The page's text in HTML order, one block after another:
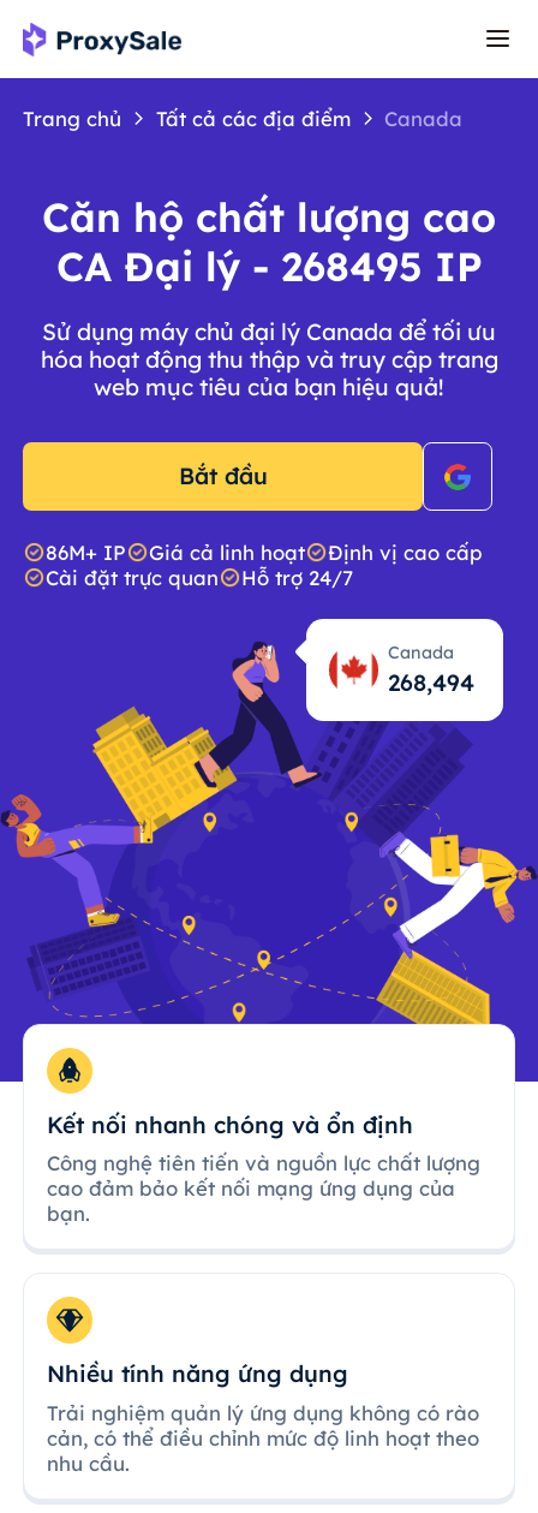
Trang chủ Tất cả các địa điểm Canada
Căn hộ chất lượng cao
CA Đại lý - 268495 IP
Sử dụng máy chủ đại lý Canada để tối ưu
hóa hoạt động thu thập và truy cập trang
web mục tiêu của bạn hiệu quả!
Bắt đầu
86M+ IP Giá cả linh hoạt
Định vị cao cấp
Cài đặt trực quan
Hỗ trợ 24/7
Canada
268,495
Kết nối nhanh chóng và ổn định
Công nghệ tiên tiến và nguồn lực chất lượng
cao đảm bảo kết nối mạng ứng dụng của
bạn.
Nhiều tính năng ứng dụng
Trải nghiệm quản lý ứng dụng không có rào
cản, có thể điều chỉnh mức độ linh hoạt theo
nhu cầu.